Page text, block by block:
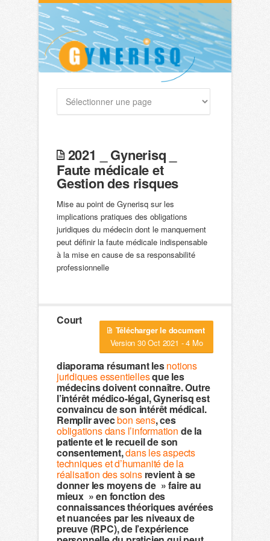
2021 _ Gynerisq _
Faute médicale et
Gestion des risques
Mise au point de Gynerisq sur les
implications pratiques des obligations
juridiques du médecin dont le manquement
peut définir la faute médicale indispensable
à la mise en cause de sa responsabilité
professionnelle
Télécharger le document
Version 30 Oct 2021 - 4 Mo
Court
diaporama résumant lesnotions
juridiques essentiellesque les
médecins doivent connaître. Outre
l’intérêt médico-légal, Gynerisq est
convaincu de son intérêt médical.
Remplir avecbon sens, ces
obligations dans l’information de la
patiente et le recueil de son
consentement,dans les aspects
techniques et d’humanité de la
réalisation des soinsrevient à se
donner les moyens de » faire au
mieux » en fonction des
connaissances théoriques avérées
et nuancées par les niveaux de
preuve (RPC), de l’expérience